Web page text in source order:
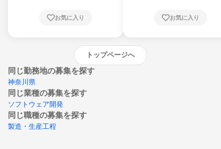
崎県、熊本県、大分県、宮崎県、鹿児島県、
お気に入り お気に入り
トップページへ
同じ勤務地の募集を探す
神奈川県
同じ業種の募集を探す
ソフトウェア開発
同じ職種の募集を探す
製造・生産工程